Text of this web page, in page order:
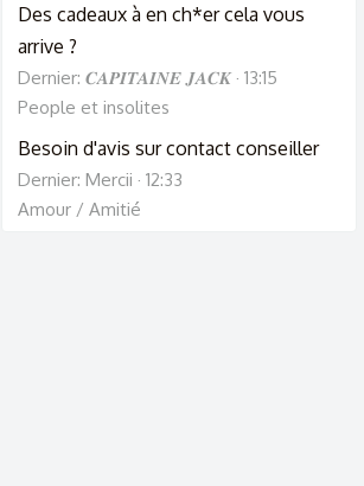
Des cadeaux à en ch*er cela vous
arrive ?
Dernier: 𝑪𝑨𝑷𝑰𝑻𝑨𝑰𝑵𝑬 𝑱𝑨𝑪𝑲 13:15
People et insolites
Besoin d'avis sur contact conseiller
Dernier: Mercii
12:33
Amour / Amitié